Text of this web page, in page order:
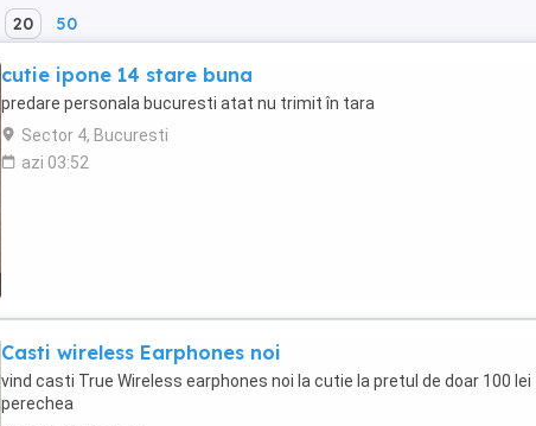
20 50
cutie ipone 14 stare buna
predare personala bucuresti atat nu trimit în tara
Sector 4, Bucuresti
azi 03:52
Casti wireless Earphones noi
vind casti True Wireless earphones noi la cutie la pretul de doar 100 lei
perechea